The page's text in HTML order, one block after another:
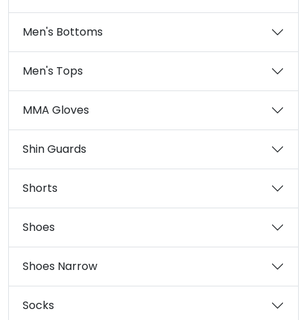
Men's Bottoms
Men's Tops
MMA Gloves
Shin Guards
Shorts
Shoes
Shoes Narrow
Socks